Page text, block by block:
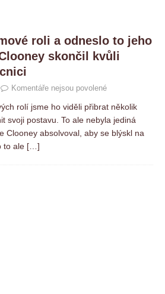
roli a odneslo to jeho
skončil kvůli
Komentáře nejsou povolené
rolí jsme ho viděli přibrat několik
svoji postavu. To ale nebyla jediná
Clooney absolvoval, aby se blýskl na
to ale […]